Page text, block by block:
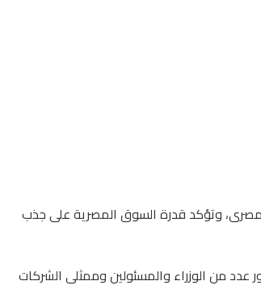
وتؤكد قدرة السوق المصرية على جذب
عدد من الوزراء والمسئولين وممثلى الشركات